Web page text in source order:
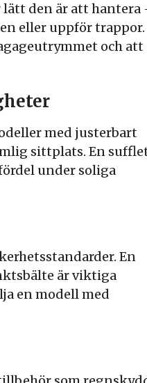
den är att hantera
eller uppför trappor.
och att
med justerbart
sittplats. En
under soliga
En
är viktiga
en modell med